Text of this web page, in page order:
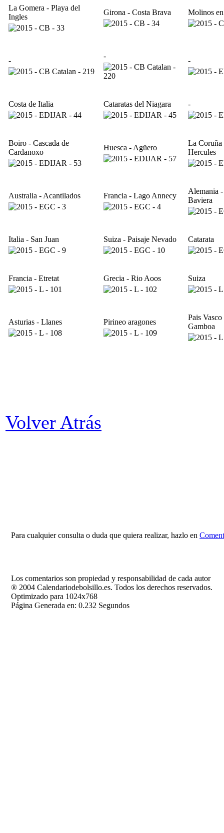
La Gomera - Playa del
Ingles
Girona - Costa Brava Molinos
-
-
-
Costa de Italia Cataratas del Niagara -
Boiro - Cascada de
Cardanoxo
Huesca - Agüero
La Coruña
Hercules
Australia - Acantilados Francia - Lago Annecy
Alemania
Baviera
Italia - San Juan Suiza - Paisaje Nevado Catarata
Francia - Etretat Grecia - Rio Aoos Suiza
Asturias - Llanes Pirineo aragones
Pais
Gamboa
Volver Atrás
Para cualquier consulta o duda que quiera realizar, hazlo en
Los comentarios son propiedad y responsabilidad de cada autor
® 2004 Calendariodebolsillo.es. Todos los derechos reservados.
Optimizado para 1024x768
Página Generada en: 0.232 Segundos